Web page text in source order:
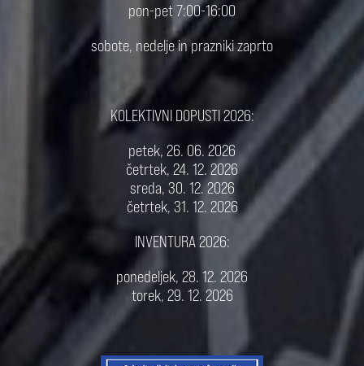
pon-pet 7:00-16:00
sobote, nedelje in prazniki zaprto
KOLEKTIVNI DOPUSTI 2026:
petek, 26. 06. 2026
četrtek, 24. 12. 2026
sreda, 30. 12. 2026
četrtek, 31. 12. 2026
INVENTURA 2026:
ponedeljek, 28. 12. 2026
torek, 29. 12. 2026